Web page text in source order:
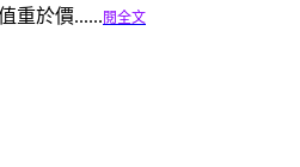
重於價...... 閱全文